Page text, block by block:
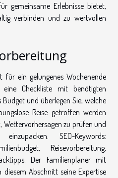
gemeinsame Erlebnisse bietet,
verbinden und zu wertvollen
für ein gelungenes Wochenende
eine Checkliste mit benötigten
und überlegen Sie, welche
Reise getroffen werden
Wettervorhersagen zu prüfen und
SEO-Keywords:
Reisevorbereitung,
Der Familienplaner mit
Abschnitt seine Expertise